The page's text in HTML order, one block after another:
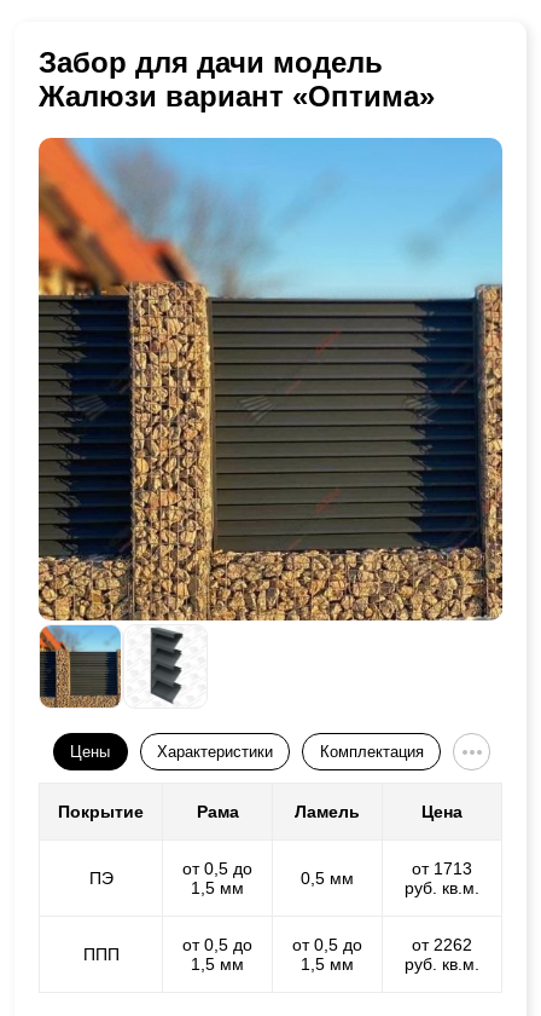
Забор для дачи модель
Жалюзи вариант «Оптима»
Цены Характеристики Комплектация
Покрытие Рама Ламель Цена
ПЭ
от 0,5 до
1,5 мм
0,5 мм
от 1713
руб. кв.м.
ППП
от 0,5 до
1,5 мм
от 0,5 до
1,5 мм
от 2262
руб. кв.м.